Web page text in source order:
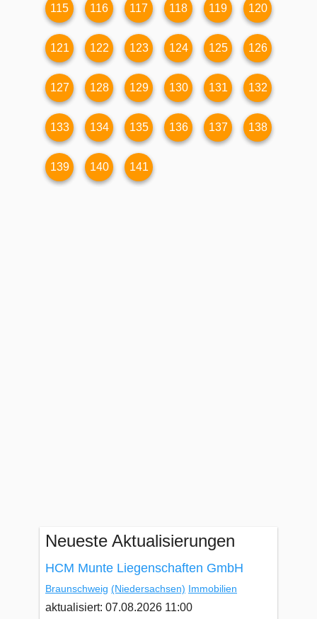
115 116 117 118 119 120
121 122 123 124 125 126
127 128 129 130 131 132
133 134 135 136 137 138
139 140 141
Neueste Aktualisierungen
HCM Munte Liegenschaften GmbH
Braunschweig (Niedersachsen) Immobilien
aktualisiert: 07.08.2026 11:00